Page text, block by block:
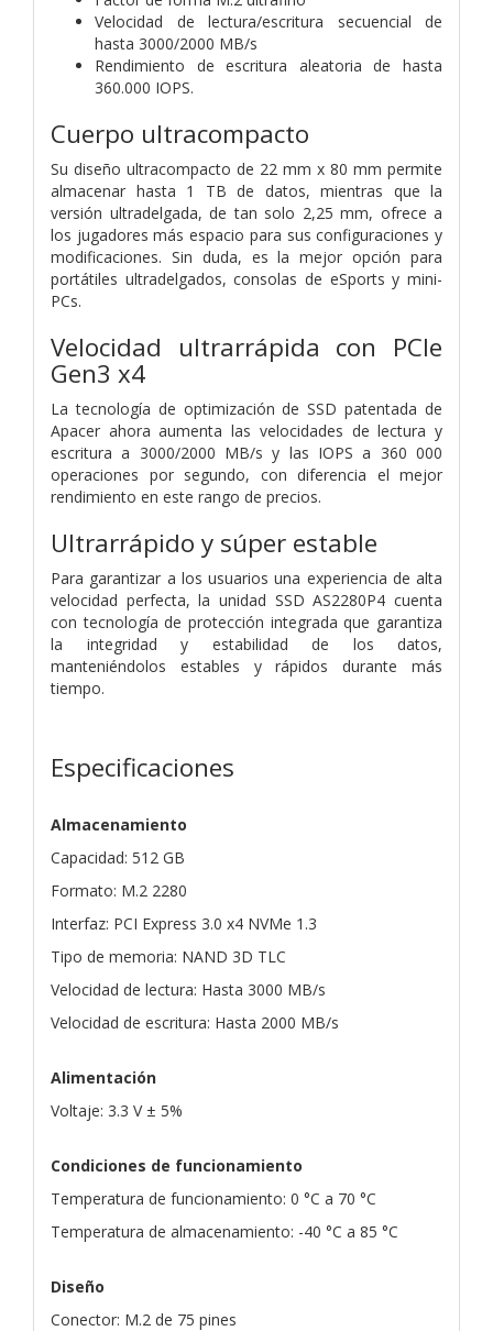
Velocidad de lectura/escritura secuencial de
hasta 3000/2000 MB/s
Rendimiento de escritura aleatoria de hasta
360.000 IOPS.
Cuerpo ultracompacto
Su diseño ultracompacto de 22 mm x 80 mm permite
almacenar hasta 1 TB de datos, mientras que la
versión ultradelgada, de tan solo 2,25 mm, ofrece a
los jugadores más espacio para sus configuraciones y
modificaciones. Sin duda, es la mejor opción para
portátiles ultradelgados, consolas de eSports y mini-
PCs.
Velocidad ultrarrápida con PCIe
Gen3 x4
La tecnología de optimización de SSD patentada de
Apacer ahora aumenta las velocidades de lectura y
escritura a 3000/2000 MB/s y las IOPS a 360 000
operaciones por segundo, con diferencia el mejor
rendimiento en este rango de precios.
Ultrarrápido y súper estable
Para garantizar a los usuarios una experiencia de alta
velocidad perfecta, la unidad SSD AS2280P4 cuenta
con tecnología de protección integrada que garantiza
la integridad y estabilidad de los datos,
manteniéndolos estables y rápidos durante más
tiempo.
Especificaciones
Almacenamiento
Capacidad: 512 GB
Formato: M.2 2280
Interfaz: PCI Express 3.0 x4 NVMe 1.3
Tipo de memoria: NAND 3D TLC
Velocidad de lectura: Hasta 3000 MB/s
Velocidad de escritura: Hasta 2000 MB/s
Alimentación
Voltaje: 3.3 V ± 5%
Condiciones de funcionamiento
Temperatura de funcionamiento: 0 °C a 70 °C
Temperatura de almacenamiento: -40 °C a 85 °C
Diseño
Conector: M.2 de 75 pines